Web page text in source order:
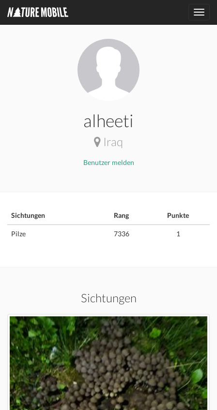
alheeti
Iraq
Benutzer melden
Sichtungen Rang Punkte
Pilze 7336 1
Sichtungen